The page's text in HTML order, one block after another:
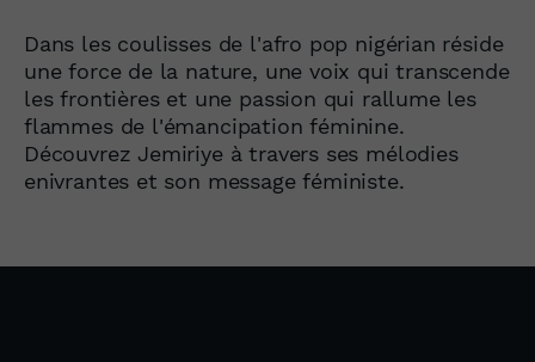
Dans les coulisses de l'afro pop nigérian réside
une force de la nature, une voix qui transcende
les frontières et une passion qui rallume les
flammes de l'émancipation féminine.
Découvrez Jemiriye à travers ses mélodies
enivrantes et son message féministe.